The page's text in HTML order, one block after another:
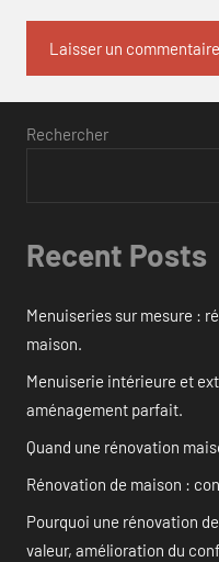
Rechercher
Recent Posts
Menuiseries sur mesure :
maison.
Menuiserie intérieure et
aménagement parfait.
Quand une rénovation
Rénovation de maison :
Pourquoi une rénovation
valeur, amélioration du